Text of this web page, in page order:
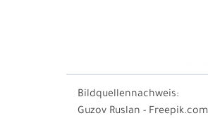
Bildquellennachweis:
Guzov Ruslan - Freepik.com